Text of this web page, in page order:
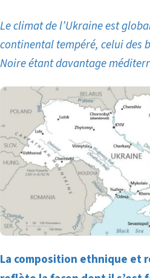
Le climat de l’Ukraine est
continental tempéré, celui des
Noire étant davantage
La composition ethnique et